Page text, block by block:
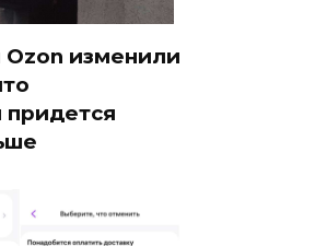
изменили
придется